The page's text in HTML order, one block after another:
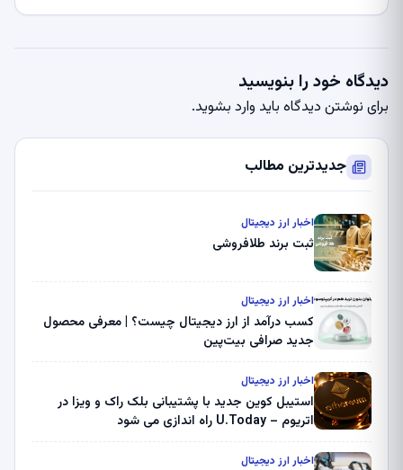
دیدگاه خود را بنویسید
برای نوشتن دیدگاه باید وارد بشوید.
جدیدترین مطالب
اخبار ارز دیجیتال
ثبت برند طلافروشی
اخبار ارز دیجیتال
کسب درآمد از ارز دیجیتال چیست؟ | معرفی محصول
جدید صرافی بیت‌پین
اخبار ارز دیجیتال
استیبل کوین جدید با پشتیبانی بلک راک و ویزا در
اتریوم – U.Today راه اندازی می شود
اخبار ارز دیجیتال